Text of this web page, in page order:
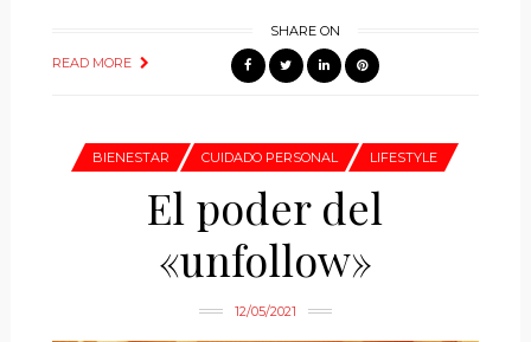
READ MORE
SHARE ON
BIENESTAR CUIDADO PERSONAL LIFESTYLE
El poder del
«unfollow»
12/05/2021